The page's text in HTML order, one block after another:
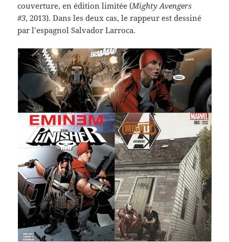
cou­ver­ture, en édi­tion lim­itée (Mighty Avengers
#3, 2013). Dans les deux cas, le rappeur est dess­iné
par l’espagnol Sal­vador Larroca.